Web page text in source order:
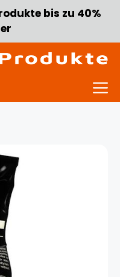
bis zu 40%
Menü